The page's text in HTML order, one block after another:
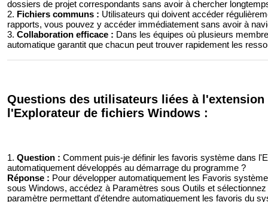
dossiers de projet correspondants sans avoir à chercher
2. Fichiers communs : Utilisateurs qui doivent accéder
rapports, vous pouvez y accéder immédiatement sans avoir à
3. Collaboration efficace : Dans les équipes où plusieurs
automatique garantit que chacun peut trouver rapidement les
Questions des utilisateurs liées à
l'Explorateur de fichiers Windows :
1. Question : Comment puis-je définir les favoris système dans
automatiquement développés au démarrage du programme ?
Réponse : Pour développer automatiquement les Favoris
sous Windows, accédez à Paramètres sous Outils et
paramètre permettant d'étendre automatiquement les favoris du